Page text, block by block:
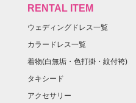
RENTAL ITEM
ウェディングドレス一覧
カラードレス一覧
着物(白無垢・色打掛・紋付袴)
タキシード
アクセサリー